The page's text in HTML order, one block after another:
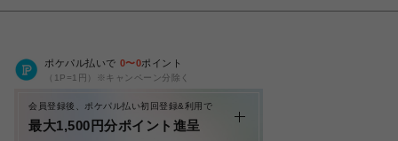
ポケパル払いで 0〜0ポイント
（1P=1円）※キャンペーン分除く
会員登録後、ポケパル払い初回登録&利用で
最大1,500円分ポイント進呈